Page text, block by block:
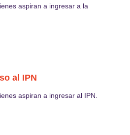
aspiran a ingresar a la
al IPN
aspiran a ingresar al IPN.